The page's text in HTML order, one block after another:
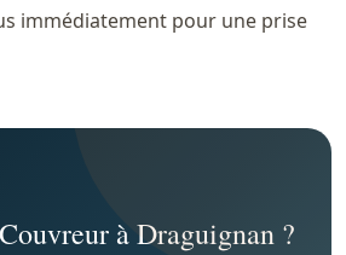
immédiatement pour une prise
à Draguignan ?